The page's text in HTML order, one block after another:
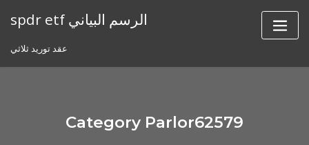
spdr etf الرسم البياني
عقد توريد ثلاثي
Category Parlor62579